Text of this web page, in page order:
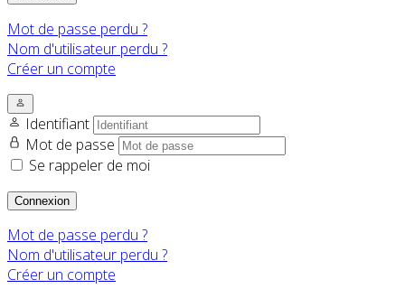
Mot de passe perdu ?
Nom d'utilisateur perdu ?
Créer un compte
Identifiant
Mot de passe
Se rappeler de moi
Connexion
Mot de passe perdu ?
Nom d'utilisateur perdu ?
Créer un compte